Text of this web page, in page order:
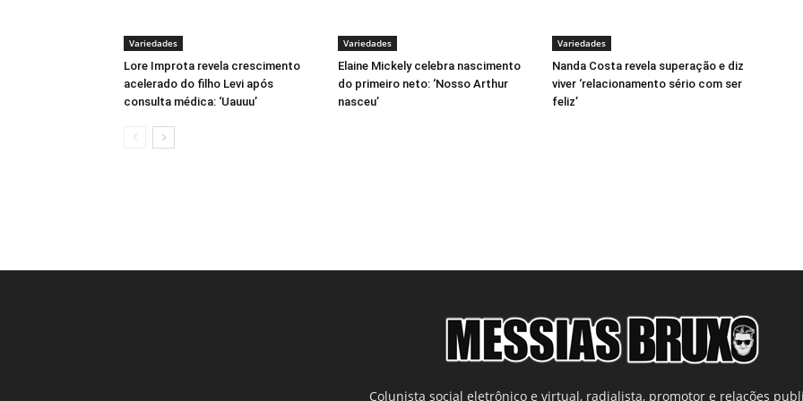
Variedades
Lore Improta revela crescimento
acelerado do filho Levi após
consulta médica: ‘Uauuu’
Variedades
Elaine Mickely celebra nascimento
do primeiro neto: ‘Nosso Arthur
nasceu’
Variedades
Nanda Costa revela superação e diz
viver ‘relacionamento sério com ser
feliz’
Colunista social eletrônico e virtual, radialista, promotor e relações